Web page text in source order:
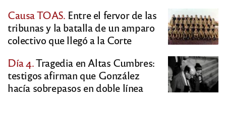
Causa TOAS. Entre el fervor de las
tribunas y la batalla de un amparo
colectivo que llegó a la Corte
Día 4.Tragedia en Altas Cumbres:
testigos afirman que González
hacía sobrepasos en doble línea